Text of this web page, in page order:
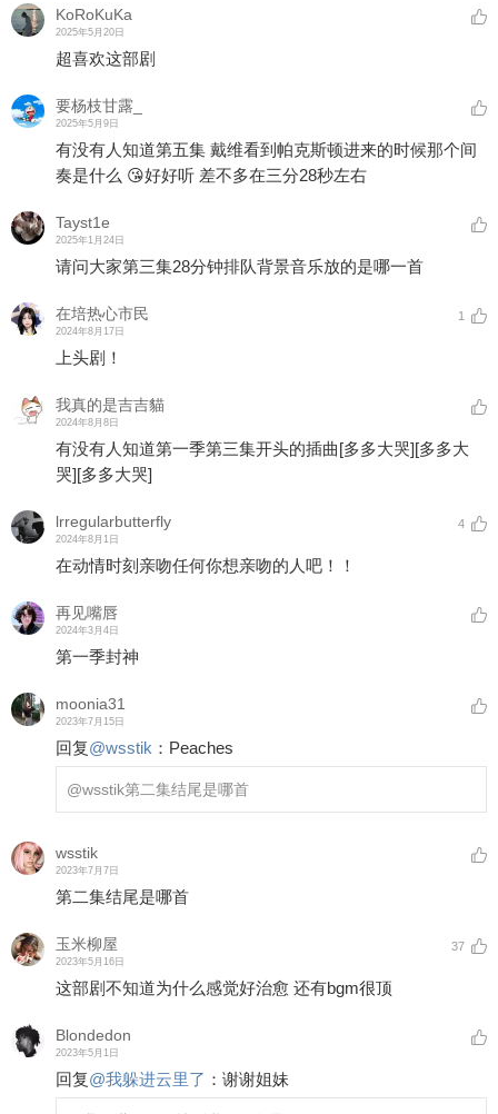
KoRoKuKa
2025年5月20日
超喜欢这部剧
要杨枝甘露_
2025年5月9日
有没有人知道第五集 戴维看到帕克斯顿进来的时候那个间
奏是什么 😘好好听 差不多在三分28秒左右
Tayst1e
2025年1月24日
请问大家第三集28分钟排队背景音乐放的是哪一首
在培热心市民
2024年8月17日
1
上头剧！
我真的是吉吉貓
2024年8月8日
有没有人知道第一季第三集开头的插曲[多多大哭][多多大
哭][多多大哭]
lrregularbutterfly
2024年8月1日
4
在动情时刻亲吻任何你想亲吻的人吧！！
再见嘴唇
2024年3月4日
第一季封神
moonia31
2023年7月15日
回复@wsstik ： Peaches
@wsstik第二集结尾是哪首
wsstik
2023年7月7日
第二集结尾是哪首
玉米柳屋
2023年5月16日
37
这部剧不知道为什么感觉好治愈 还有bgm很顶
Blondedon
2023年5月1日
回复@我躲进云里了 ： 谢谢姐妹